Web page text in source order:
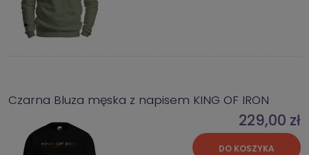
Czarna Bluza męska z napisem KING OF IRON
229,00 zł
DO KOSZYKA